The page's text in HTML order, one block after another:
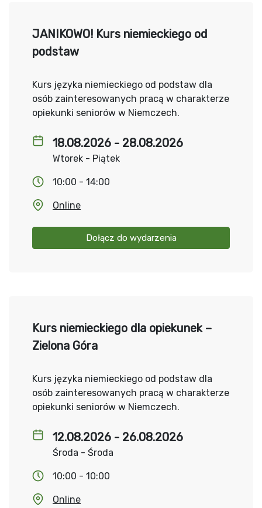
18.08.2026 - 28.08.2026
Wtorek - Piątek
10:00 - 14:00
Online
Dołącz do wydarzenia
JANIKOWO! Kurs niemieckiego od
podstaw
Kurs języka niemieckiego od podstaw dla
osób zainteresowanych pracą w charakterze
opiekunki seniorów w Niemczech.
12.08.2026 - 26.08.2026
Środa - Środa
10:00 - 10:00
Online
Kurs niemieckiego dla opiekunek –
Zielona Góra
Kurs języka niemieckiego od podstaw dla
osób zainteresowanych pracą w charakterze
opiekunki seniorów w Niemczech.